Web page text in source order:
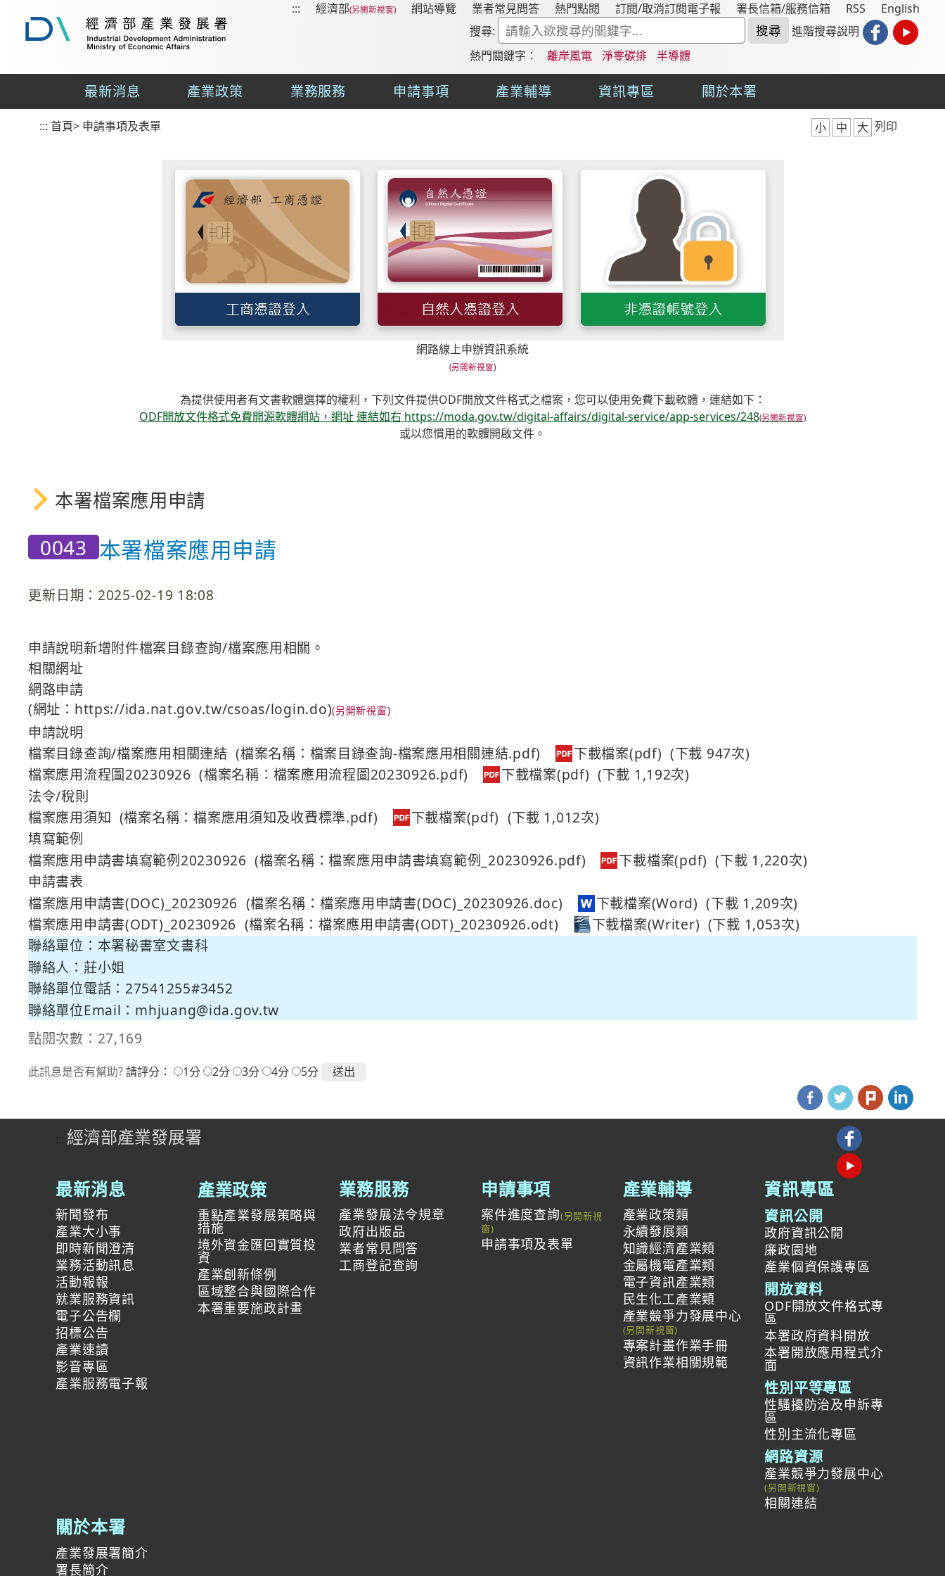
濟
業
發
::: 經濟部 網站導覽 業者常見問答 熱門點閱 訂閱/取消訂閱電子報 署長信箱/服務信箱 RSS
English
搜尋:
進階搜尋說明
熱門關鍵字：
離岸風電 淨零碳排 半導體
最新消息 產業政策 業務服務 申請事項 產業輔導 資訊專區 關於本署
::: 首頁> 申請事項及表單 小 中 大 列印
網路線上申辦資訊系統
為提供使用者有文書軟體選擇的權利，下列文件提供ODF開放文件格式之檔案，您可以使用免費下載軟體，連結如下：
ODF開放文件格式免費開源軟體網站，網址 連結如右 https://moda.gov.tw/digital-affairs/digital-service/app-services/248
或以您慣用的軟體開啟文件。
本署檔案應用申請
0043 本署檔案應用申請
更新日期：2025-02-19 18:08
申請說明新增附件檔案目錄查詢/檔案應用相關。
相關網址
網路申請
(網址：https://ida.nat.gov.tw/csoas/login.do)
申請說明
檔案目錄查詢/檔案應用相關連結 (檔案名稱：檔案目錄查詢-檔案應用相關連結.pdf)
(下載 947次)
檔案應用流程圖20230926 (檔案名稱：檔案應用流程圖20230926.pdf)
(下載 1,192次)
法令/稅則
檔案應用須知 (檔案名稱：檔案應用須知及收費標準.pdf)
(下載 1,012次)
填寫範例
檔案應用申請書填寫範例20230926 (檔案名稱：檔案應用申請書填寫範例_20230926.pdf)
(下載 1,220次)
申請書表
檔案應用申請書(DOC)_20230926 (檔案名稱：檔案應用申請書(DOC)_20230926.doc)
(下載 1,209次)
檔案應用申請書(ODT)_20230926 (檔案名稱：檔案應用申請書(ODT)_20230926.odt)
(下載 1,053次)
聯絡單位：本署秘書室文書科
聯絡人：莊小姐
聯絡單位電話：27541255#3452
聯絡單位Email： mhjuang@ida.gov.tw
點閱次數：27,169
此訊息是否有幫助?請評分： 1分 2分 3分 4分 5分
::: 經濟部產業發展署
最新消息
新聞發布
產業大小事
即時新聞澄清
業務活動訊息
活動報報
就業服務資訊
電子公告欄
招標公告
產業速讀
影音專區
產業服務電子報
產業政策
重點產業發展策略與
措施
境外資金匯回實質投
資
產業創新條例
區域整合與國際合作
本署重要施政計畫
業務服務
產業發展法令規章
政府出版品
業者常見問答
工商登記查詢
申請事項
案件進度查詢
申請事項及表單
產業輔導
產業政策類
永續發展類
知識經濟產業類
金屬機電產業類
電子資訊產業類
民生化工產業類
產業競爭力發展中心
專案計畫作業手冊
資訊作業相關規範
資訊專區
資訊公開
政府資訊公開
廉政園地
產業個資保護專區
開放資料
ODF開放文件格式專
區
本署政府資料開放
本署開放應用程式介
面
性別平等專區
性騷擾防治及申訴專
區
性別主流化專區
網路資源
產業競爭力發展中心
相關連結
關於本署
產業發展署簡介
署長簡介